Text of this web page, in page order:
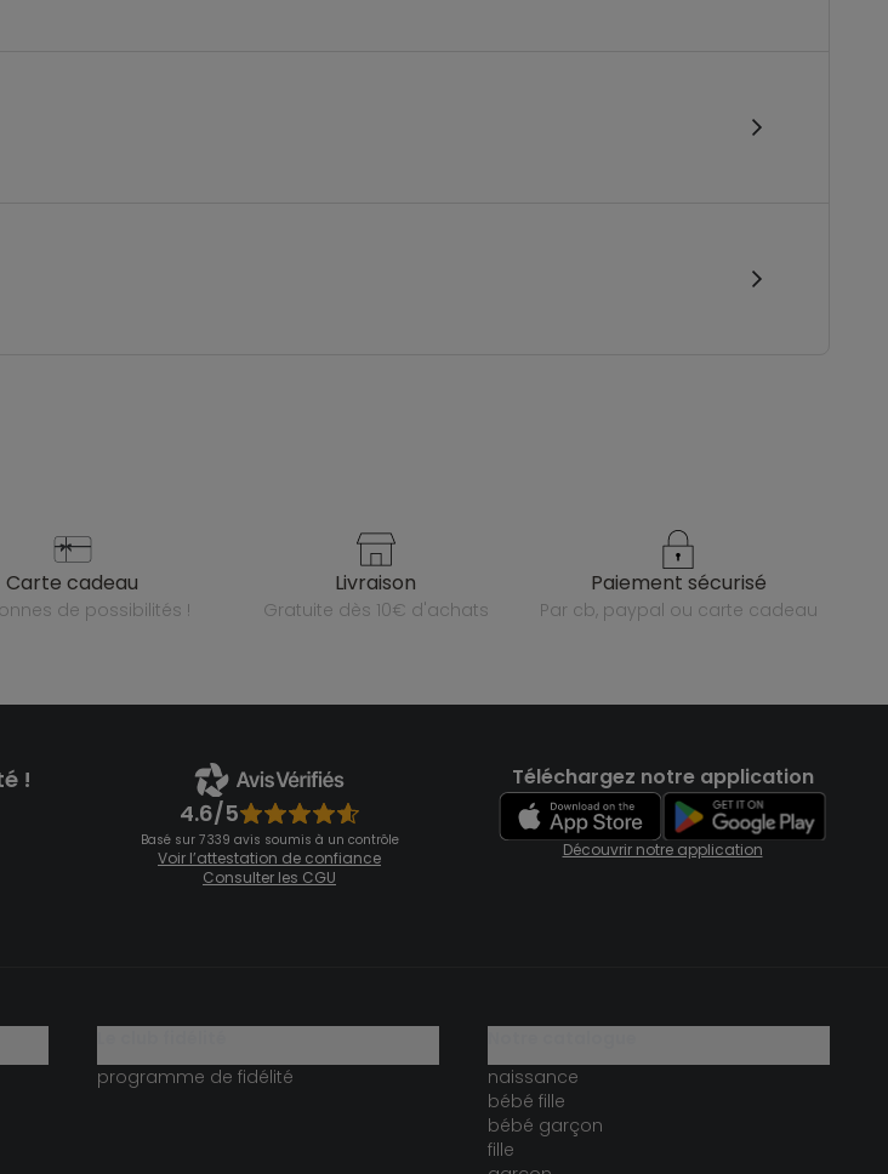
carte cadeau
de possibilités !
livraison
gratuite dès 10€ d'achats
paiement sécurisé
par cb, paypal ou carte cadeau
!
4.6/5
Basé sur 7 339 avis soumis à un contrôle
Voir l’attestation de confiance
Consulter les CGU
Téléchargez notre application
Découvrir notre application
programme de fidélité
naissance
bébé fille
bébé garçon
fille